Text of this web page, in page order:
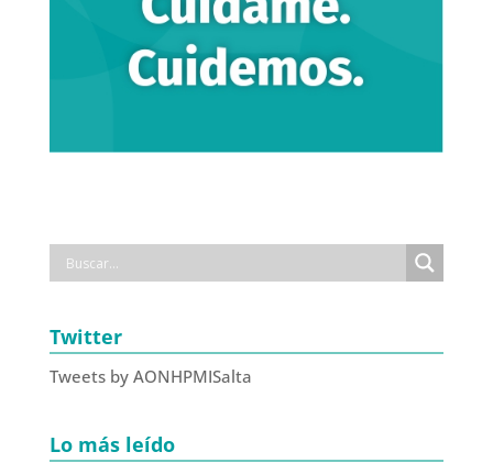
Twitter
Tweets by AONHPMISalta
Lo más leído